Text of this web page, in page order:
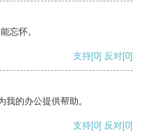
忘怀。
支持[0] 反对[0]
的办公提供帮助。
支持[0] 反对[0]